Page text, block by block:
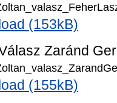
(153kB)
Zaránd
(155kB)